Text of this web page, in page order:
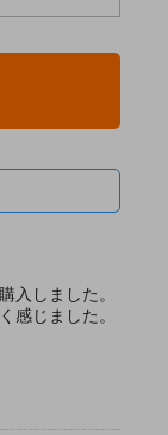
入しました。
感じました。